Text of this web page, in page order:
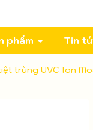
phẩm Tin
trùng UVC Ion